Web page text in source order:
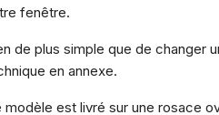
fenêtre.
de plus simple que de changer
en annexe.
modèle est livré sur une rosace